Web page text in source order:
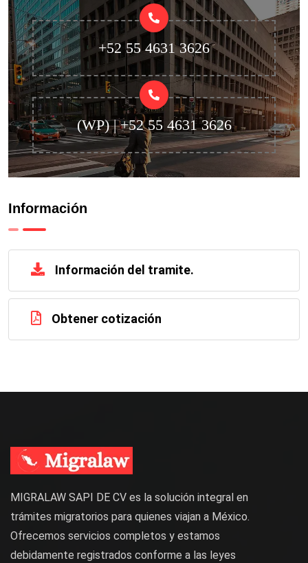
+52 55 4631 3626
(WP) | +52 55 4631 3626
Información
Información del tramite.
Obtener cotización
MIGRALAW SAPI DE CV es la solución integral en
trámites migratorios para quienes viajan a México.
Ofrecemos servicios completos y estamos
debidamente registrados conforme a las leyes